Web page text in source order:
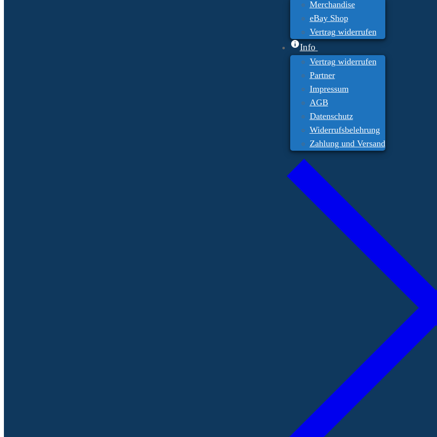
Merchandise
eBay Shop
Vertrag widerrufen
Info
Vertrag widerrufen
Partner
Impressum
AGB
Datenschutz
Widerrufsbelehrung
Zahlung und Versand